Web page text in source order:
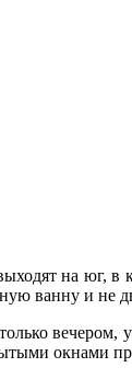
на юг, в
ванну и не
вечером,
окнами